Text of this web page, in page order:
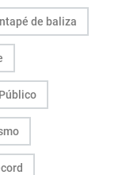
de baliza
Público